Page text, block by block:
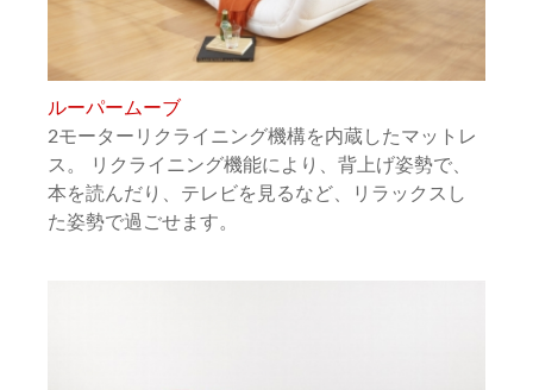
ルーパームーブ
2モーターリクライニング機構を内蔵したマットレ
ス。 リクライニング機能により、背上げ姿勢で、
本を読んだり、テレビを見るなど、リラックスし
た姿勢で過ごせます。